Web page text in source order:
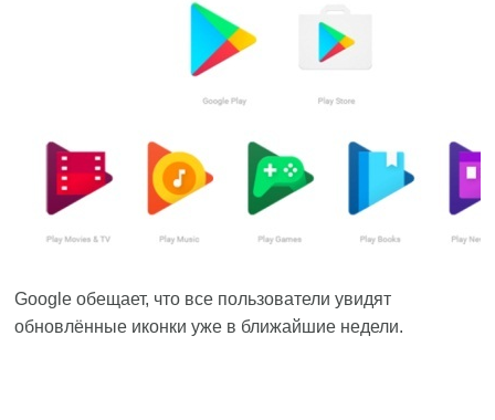
Google обещает, что все пользователи увидят
обновлённые иконки уже в ближайшие недели.